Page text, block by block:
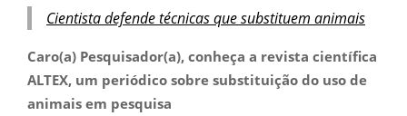
Cientista defende técnicas que substituem animais
Caro(a) Pesquisador(a), conheça a revista científica
ALTEX, um periódico sobre substituição do uso de
animais em pesquisa